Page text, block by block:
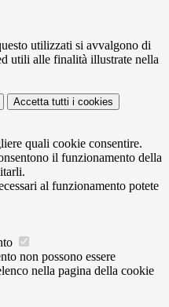
utilizzati si avvalgono di
utili alle finalità illustrate nella
Accetta tutti i cookies
quali cookie consentire.
il funzionamento della
al funzionamento potete
non possono essere
nella pagina della cookie